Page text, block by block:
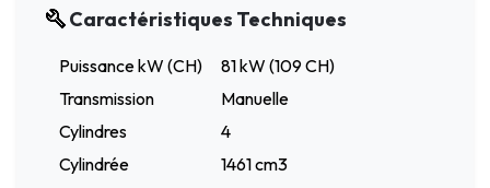
Caractéristiques Techniques
Puissance kW (CH)
81 kW (109 CH)
Transmission
Manuelle
Cylindres
4
Cylindrée
1461 cm3